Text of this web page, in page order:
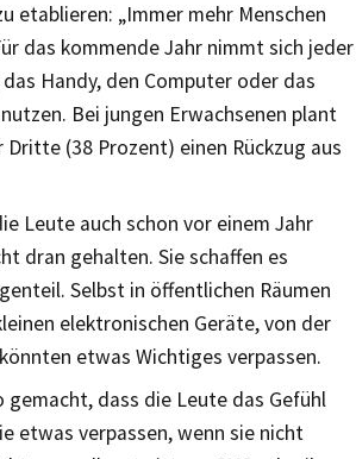
etablieren: „Immer mehr Menschen
das kommende Jahr nimmt sich jeder
Handy, den Computer oder das
Bei jungen Erwachsenen plant
(38 Prozent) einen Rückzug aus
Leute auch schon vor einem Jahr
dran gehalten. Sie schaffen es
Selbst in öffentlichen Räumen
elektronischen Geräte, von der
etwas Wichtiges verpassen.
gemacht, dass die Leute das Gefühl
etwas verpassen, wenn sie nicht